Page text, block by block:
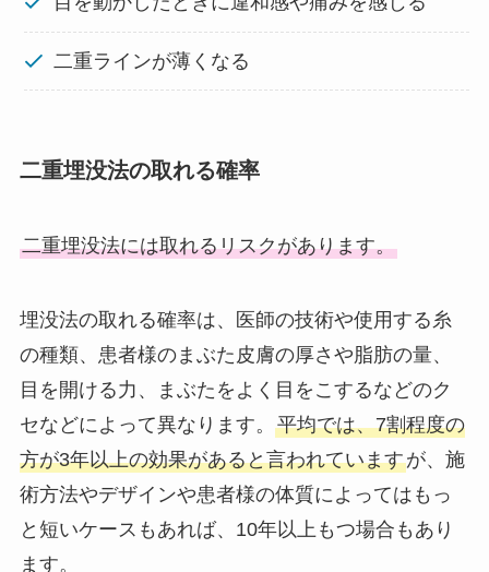
二重ラインが薄くなる
二重埋没法の取れる確率
二重埋没法には取れるリスクがあります。
埋没法の取れる確率は、医師の技術や使用する糸
の種類、患者様のまぶた皮膚の厚さや脂肪の量、
目を開ける力、まぶたをよく目をこするなどのク
セなどによって異なります。 平均では、7割程度の
方が3年以上の効果があると言われていますが、施
術方法やデザインや患者様の体質によってはもっ
と短いケースもあれば、10年以上もつ場合もあり
ます。